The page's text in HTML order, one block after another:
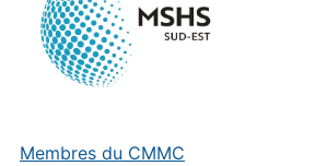
Membres du CMMC